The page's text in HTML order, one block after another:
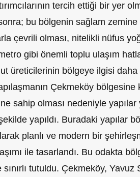
tercih ettiği bir yer
bu bölgenin sağlam zemine
çevrili olması, nitelikli nüfus
gibi önemli toplu ulaşım
üreticilerinin bölgeye ilgisi daha
Çekmeköy bölgesine
sahip olması nedeniyle
yapıldı. Buradaki yapılar
planlı ve modern bir
ile tasarlandı. Bu odakta
tutuldu. Çekmeköy, Yavuz